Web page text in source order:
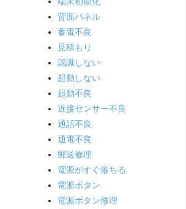
背面パネル
蓄電不良
見積もり
認識しない
起動しない
起動不良
近接センサー不良
通話不良
通電不良
郵送修理
電源がすぐ落ちる
電源ボタン
電源ボタン修理